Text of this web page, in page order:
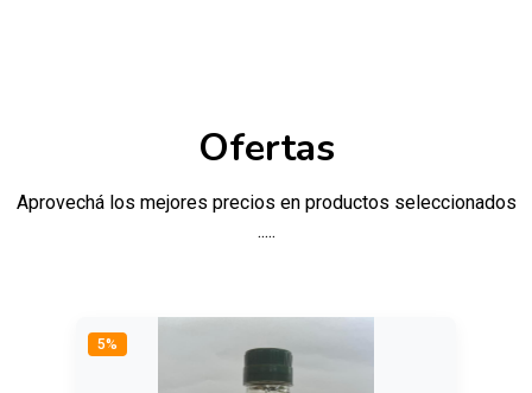
Ofertas
Aprovechá los mejores precios en productos seleccionados
.....
5%